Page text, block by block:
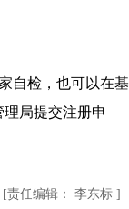
自检，也可以在基
局提交注册申
[责任编辑： 李东标 ]